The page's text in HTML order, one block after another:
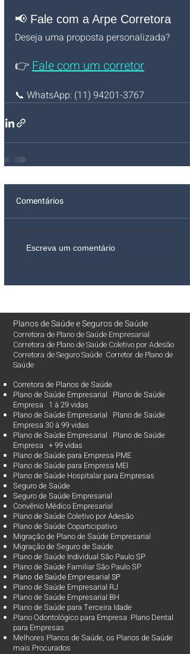
📢 Fale com a Arpe Corretora
Deseja uma proposta personalizada?
👉Fale com um corretor
📞 WhatsApp: (11) 94201-3767
Comentários
Escreva um comentário
Planos de SaúdeeSeguros de Saúde
Corretora de Plano de Saúde Empresarial
Corretora de Plano de Saúde Coletivo por Adesão
Corretora de Seguro Saúde Corretor de Plano de
Saúde
Corretora de Planos de Saúde
Plano de Saúde Empresarial Plano de Saúde
Empresa 1 à 29 vidas
Plano de Saúde Empresarial Plano de Saúde
Empresa 30 à 99 vidas ​
Plano de Saúde Empresarial Plano de Saúde
Empresa + 99 vidas
Plano de Saúde para Empresa PME
Plano de Saúde para Empresa MEI
Plano de Saúde Hospitalar para Empresas
Seguro de Saúde
Seguro de Saúde Empresarial
Convênio Médico Empresarial
Plano de Saúde Coletivo por Adesão
Plano de Saúde Coparticipativo
Migração de Plano de Saúde Empresarial
Migração de Seguro de Saúde
Plano de Saúde Individual São Paulo SP
Plano de Saúde Familiar São Paulo SP
Plano de Saúde Empresarial SP
Plano de Saúde Empresarial RJ
Plano de Saúde Empresarial BH
Plano de Saúde para Terceira Idade
Plano Odontológico para Empresa Plano Dental
para Empresas
Melhores Planos de Saúde, os Planos de Saúde
mais Procurados​